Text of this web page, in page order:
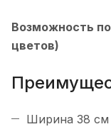
Возможность
цветов)
Ширина 38 см